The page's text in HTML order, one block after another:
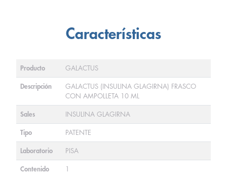
Características
Producto GALACTUS
Descripción
GALACTUS (INSULINA GLAGIRNA) FRASCO
CON AMPOLLETA 10 ML
Sales INSULINA GLAGIRNA
Tipo PATENTE
Laboratorio PISA
Contenido 1